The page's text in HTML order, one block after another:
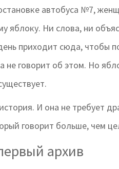
автобуса №7,
яблоку. Ни слова, ни
приходит сюда, чтобы
не говорит об этом. Но
И она не требует
говорит больше, чем
архив